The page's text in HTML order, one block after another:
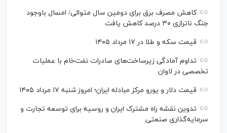
کاهش مصرف برق برای دومین سال متوالی/ امسال باوجود
جنگ ناترازی ۳۰ درصد کاهش یافت
قیمت سکه و طلا در ۱۷ مرداد ۱۴۰۵
تداوم آمادگی زیرساخت‌های صادرات نفت‌خام با عملیات
تخصصی در لاوان
قیمت دلار و یورو مرکز مبادله ایران؛ امروز شنبه ۱۷ مرداد ۱۴۰۵
تدوین نقشه راه مشترک ایران و روسیه برای توسعه تجارت و
سرمایه‌گذاری صنعتی